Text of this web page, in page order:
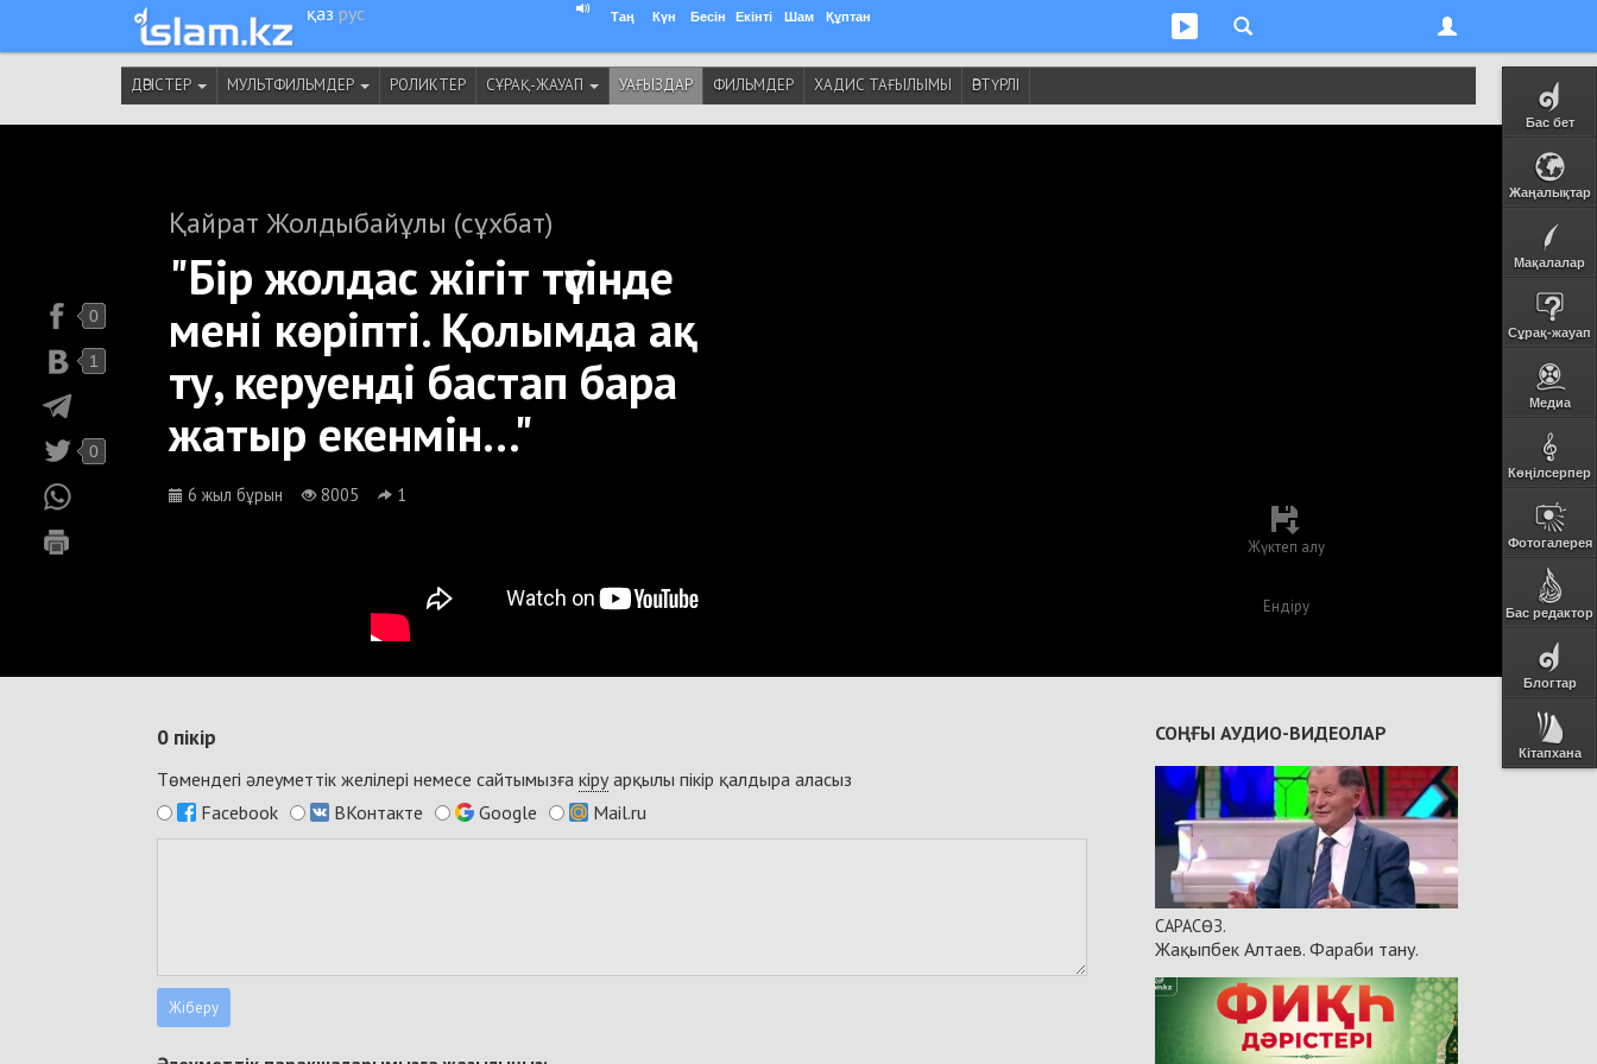
қаз рус Таң Күн Бесін Екінті Шам Құптан
Бас бет
Жаңалықтар
Мақалалар
Сұрақ-жауап
Медиа
Көңілсерпер
Фотогалерея
Бас редактор
Блогтар
Кітапхана
ДӘРІСТЕР МУЛЬТФИЛЬМДЕР РОЛИКТЕР СҰРАҚ-ЖАУАП УАҒЫЗДАР ФИЛЬМДЕР ХАДИС ТАҒЫЛЫМЫ ӘРТҮРЛІ
Қайрат Жолдыбайұлы (сұхбат)
"Бір жолдас жігіт түсінде
мені көріпті. Қолымда ақ
ту, керуенді бастап бара
жатыр екенмін..."
6 жыл бұрын 8005 1
Жүктеп алу
Ендіру
0
1
0
0 пікір
Төмендегі әлеуметтік желілері немесе сайтымызға кіруарқылы пікір қалдыра аласыз
Facebook
ВКонтакте Google Mail.ru
СОҢҒЫ АУДИО-ВИДЕОЛАР
САРАСӨЗ.
Жақыпбек Алтаев. Фараби тану.